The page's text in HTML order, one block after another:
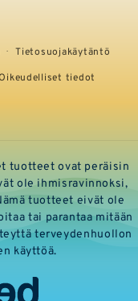
Tietosuojakäytäntö
tiedot
tuotteet ovat peräisin
ole ihmisravinnoksi,
tuotteet eivät ole
tai parantaa mitään
terveydenhuollon
käyttöä.